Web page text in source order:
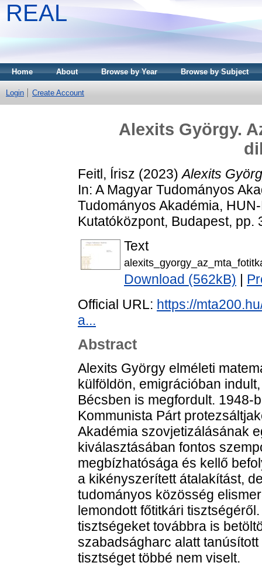
REAL
Home About Browse by Year Browse by Subject
Login Create Account
Alexits György.
Feitl, Írisz (2023)Alexits
In: A Magyar Tudományos
Tudományos Akadémia,
Kutatóközpont, Budapest,
Text
Download (562kB)
Official URL: https://
a...
Abstract
Alexits György elméleti
külföldön, emigrációban
Bécsben is megfordult. 1948-
Kommunista Párt
Akadémia szovjetizálásának
kiválasztásában fontos
megbízhatósága és kellő
a kikényszerített átalakítást,
tudományos közösség
lemondott főtitkári
tisztségeket továbbra is
szabadságharc alatt
tisztséget többé nem viselt.